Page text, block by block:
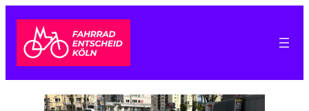
Zum
Inhalt
springen